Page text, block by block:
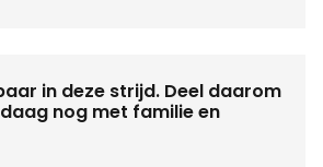
in deze strijd. Deel daarom
nog met familie en